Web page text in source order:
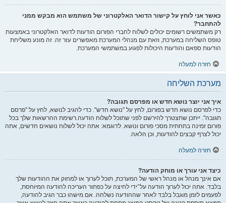
כאשר אני לוחץ על קישור הדואר האלקטרוני של משתמש הוא מבקש ממני
להתחבר?
רק משתמשים רשומים יכולים לשלוח לחברי הפורום הודעות לדואר האלקטרוני באמצעות
טופס השליחה במערכת, וזאת עם מנהלי המערכת מאפשרים עזר זה. זה מונע משליחת
הודעות ספאם והודעות היכולות לפגוע במשתמשי המערכת.
חזרה למעלה
מערכת השליחה
איך אני יוצר נושא חדש או מפרסם תגובה?
כדי לפרסם נושא חדש בפורום, לחץ על "נושא חדש". כדי להגיב לנושא, לחץ על "פרסם
תגובה". ייתכן שתצטרך להירשם לפני שתוכל לשלוח הודעה.רשימת ההרשאות שלך בכל
פורום זמינה בתחתית מסכי פורום ונושא. לדוגמא: אתה יכול לשלוח נושאים חדשים, אתה
יכול לצרף קבצים להודעות, וכן הלאה.
חזרה למעלה
כיצד אני עורך או מוחק הודעה?
אם אינך מנהל או מנהל ראשי של המערכת, תוכל לערוך או למחוק את ההודעות שלך
בלבד. אתה יכול לערוך הודעה על־ידי לחיצה על כפתור העריכה להודעה המיוחסת,
לפעמים לזמן מוגבל בלבד לאחר שההודעה נשלחה. אם מישהו כבר הגיב להודעה,